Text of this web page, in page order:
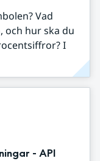
Vad
och hur ska du
I
- API